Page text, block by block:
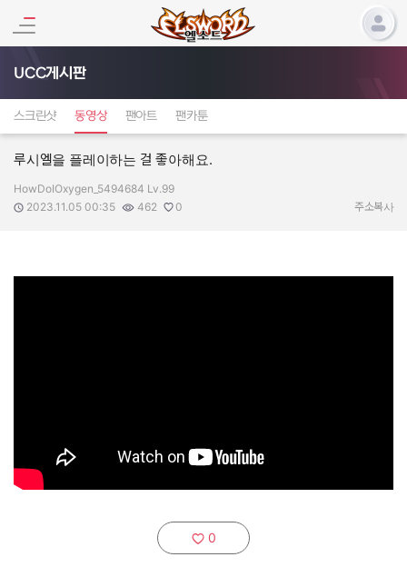
UCC게시판
스크린샷 동영상 팬아트 팬카툰
루시엘을 플레이하는 걸 좋아해요.
작성자:
HowDoIOxygen_5494684 Lv.99
작성일:
2023.11.05 00:35
조회수:
462
추천수:
0 주소복사
추천하기:
0